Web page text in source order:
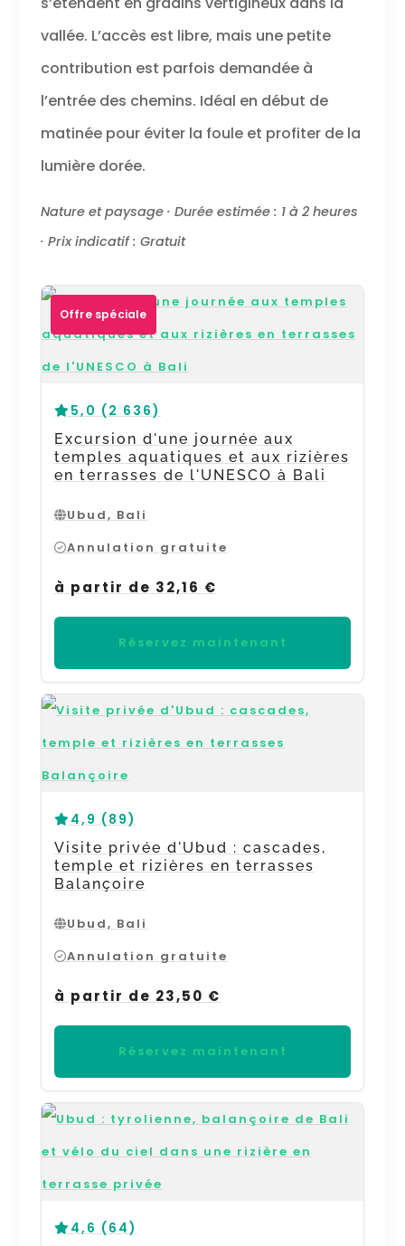
vallée. L’accès est libre, mais une petite
contribution est parfois demandée à
l’entrée des chemins. Idéal en début de
matinée pour éviter la foule et profiter de la
lumière dorée.
Nature et paysage · Durée estimée : 1 à 2 heures
· Prix indicatif : Gratuit
Offre spéciale
5,0 (2 636)
Excursion d'une journée aux
temples aquatiques et aux rizières
en terrasses de l'UNESCO à Bali
Ubud, Bali
Annulation gratuite
à partir de 32,16 €
Réservez maintenant
4,9 (89)
Visite privée d'Ubud : cascades,
temple et rizières en terrasses
Balançoire
Ubud, Bali
Annulation gratuite
à partir de 23,50 €
Réservez maintenant
4,6 (64)